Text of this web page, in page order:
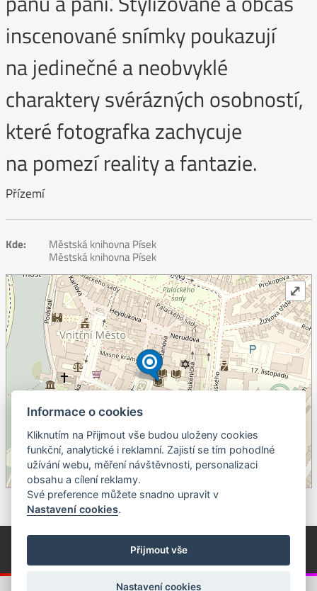
inscenované snímky poukazují
na jedinečné a neobvyklé
charaktery svérázných osobností,
které fotografka zachycuje
na pomezí reality a fantazie.
Přízemí
Kde: Městská knihovna Písek
Městská knihovna Písek
©OpenStreetMapcontributors.
⤢
© Píseckem / Kalendárium (Změna programu vyhrazena!)
(Cookies)
© 2018 - 2026 Realizace a správa webu:
Informace o cookies
Kliknutím na Přijmout vše budou uloženy cookies
funkční, analytické i reklamní. Zajistí se tím pohodlné
užívání webu, měření návštěvnosti, personalizaci
obsahu a cílení reklamy.
Své preference můžete snadno upravit v
Nastavení cookies.
Přijmout vše
Nastavení cookies